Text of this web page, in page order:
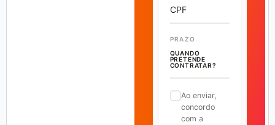
CPF
PRAZO
QUANDO
PRETENDE
CONTRATAR?
Ao enviar,
concordo
com a